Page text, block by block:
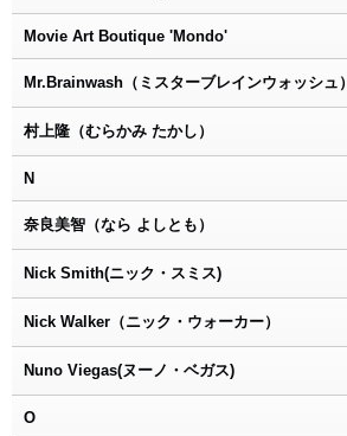
Movie Art Boutique 'Mondo'
Mr.Brainwash（ミスターブレインウォッシュ）
村上隆（むらかみ たかし）
N
奈良美智（なら よしとも）
Nick Smith(ニック・スミス)
Nick Walker（ニック・ウォーカー）
Nuno Viegas(ヌーノ・ベガス)
O